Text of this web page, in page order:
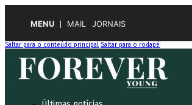
MENU MAIL JORNAIS
Saltar para o conteúdo principal Saltar para o rodapé